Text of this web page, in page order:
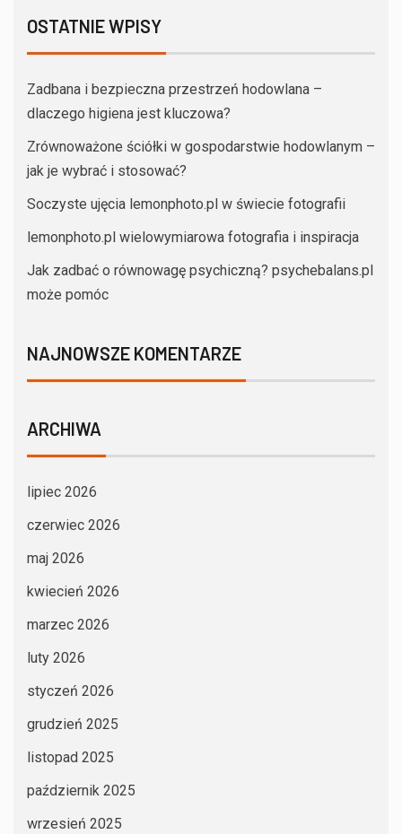
OSTATNIE WPISY
Zadbana i bezpieczna przestrzeń hodowlana –
dlaczego higiena jest kluczowa?
Zrównoważone ściółki w gospodarstwie hodowlanym –
jak je wybrać i stosować?
Soczyste ujęcia lemonphoto.pl w świecie fotografii
lemonphoto.pl wielowymiarowa fotografia i inspiracja
Jak zadbać o równowagę psychiczną? psychebalans.pl
może pomóc
NAJNOWSZE KOMENTARZE
ARCHIWA
lipiec 2026
czerwiec 2026
maj 2026
kwiecień 2026
marzec 2026
luty 2026
styczeń 2026
grudzień 2025
listopad 2025
październik 2025
wrzesień 2025